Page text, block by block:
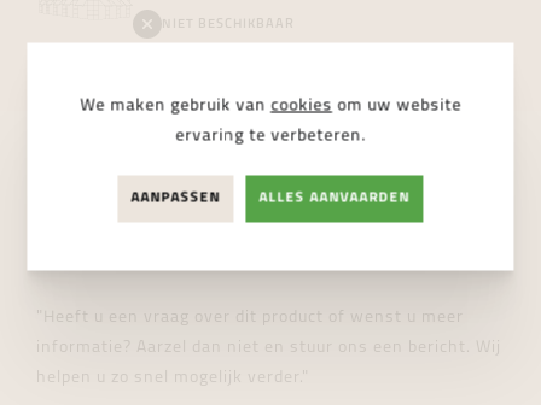
NIET BESCHIKBAAR
STUUR ONS EEN BERICHT
"Heeft u een vraag over dit product of wenst u meer
informatie? Aarzel dan niet en stuur ons een bericht. Wij
helpen u zo snel mogelijk verder."
We maken gebruik van cookies om uw website
ervaring te verbeteren.
AANPASSEN ALLES AANVAARDEN